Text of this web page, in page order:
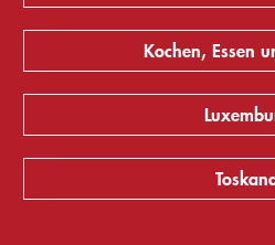
Kochen, Essen